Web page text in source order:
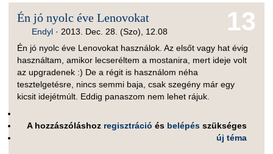
13
Én jó nyolc éve Lenovokat
Endyl · 2013. Dec. 28. (Szo), 12.08
Én jó nyolc éve Lenovokat használok. Az elsőt vagy hat évig
használtam, amikor lecseréltem a mostanira, mert ideje volt
az upgradenek :) De a régit is használom néha
tesztelgetésre, nincs semmi baja, csak szegény már egy
kicsit idejétmúlt. Eddig panaszom nem lehet rájuk.
A hozzászóláshoz regisztráció és belépés szükséges
új téma